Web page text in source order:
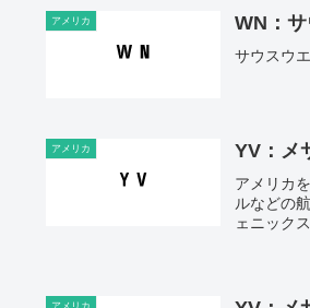
アメリカ WN：
サウスウ
アメリカ YV：メ
アメリカ
ルなどの
ェニック
アメリカ